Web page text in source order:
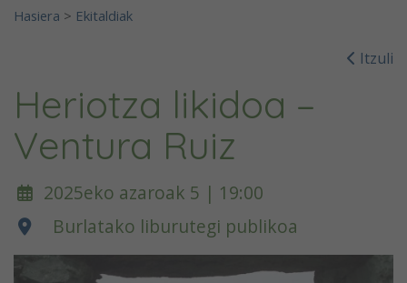
Hasiera > Ekitaldiak
Itzuli
Heriotza likidoa –
Ventura Ruiz
2025eko azaroak 5 | 19:00
Burlatako liburutegi publikoa